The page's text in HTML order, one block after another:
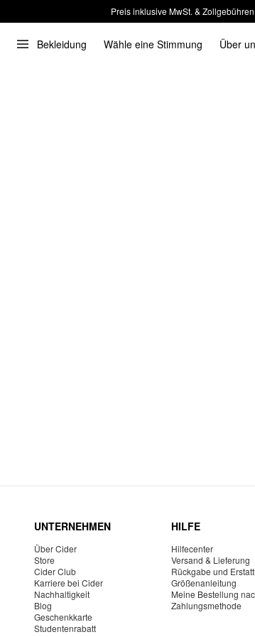
Preis inklusive MwSt. &
Bekleidung Wähle eine Stimmung Über
UNTERNEHMEN
Über Cider
Store
Cider Club
Karriere bei Cider
Nachhaltigkeit
Blog
Geschenkkarte
Studentenrabatt
HILFE
Hilfecenter
Versand & Lieferung
Rückgabe und
Größenanleitung
Meine Bestellung
Zahlungsmethode